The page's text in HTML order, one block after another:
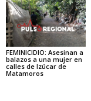
FEMINICIDIO: Asesinan a
balazos a una mujer en
calles de Izúcar de
Matamoros